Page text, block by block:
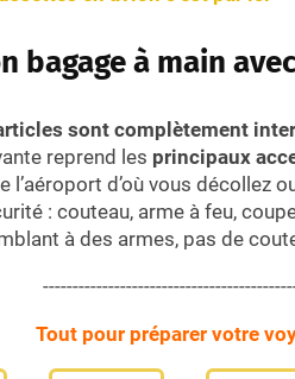
bagage à main
sont complètement
reprend les principaux
l’aéroport d’où vous décollez
: couteau, arme à feu,
à des armes, pas de
Tout pour préparer votre